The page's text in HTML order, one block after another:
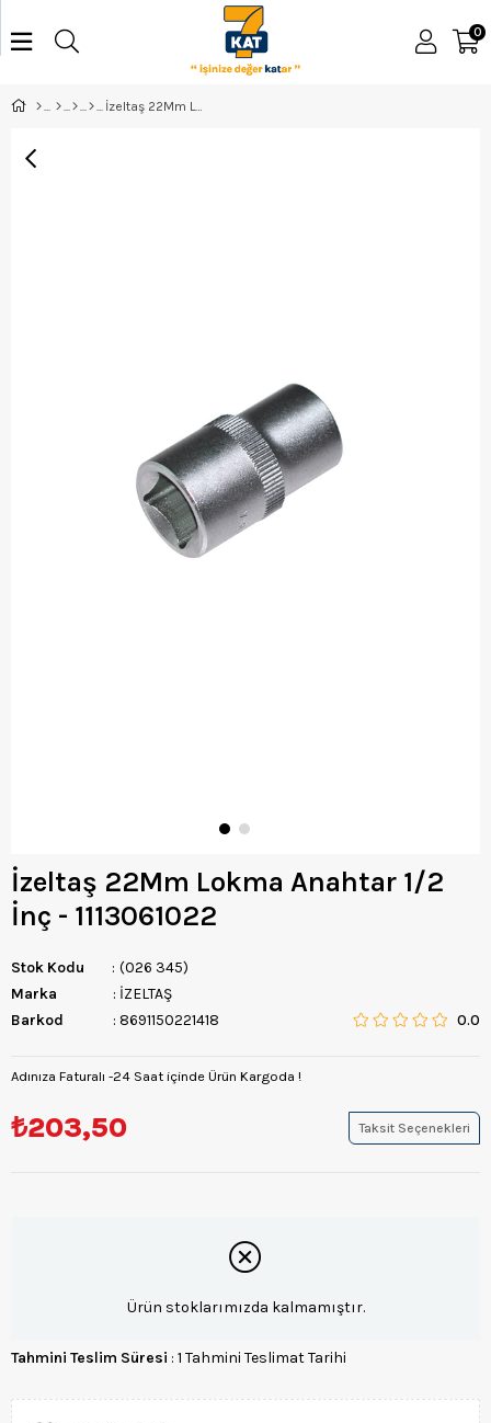
0
İzeltaş 22Mm Lokma Anahtar 1/2
İnç - 1113061022
Stok Kodu
(026 345)
Marka
: İZELTAŞ
Barkod
: 8691150221418 0.0
Adınıza Faturalı -24 Saat içinde Ürün Kargoda !
₺203,50 Taksit Seçenekleri
Ürün stoklarımızda kalmamıştır.
Tahmini Teslim Süresi : 1 Tahmini Teslimat Tarihi